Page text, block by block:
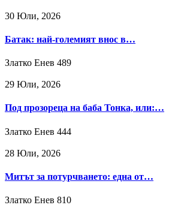
30 Юли, 2026
Батак: най-големият внос в…
Златко Енев 489
29 Юли, 2026
Под прозореца на баба Тонка, или:…
Златко Енев 444
28 Юли, 2026
Митът за потурчването: една от…
Златко Енев 810